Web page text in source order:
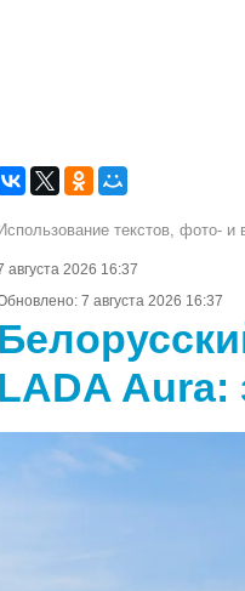
Использование текстов, фото- и
августа 2026 16:37
7 августа 2026 16:37
LADA Aura: